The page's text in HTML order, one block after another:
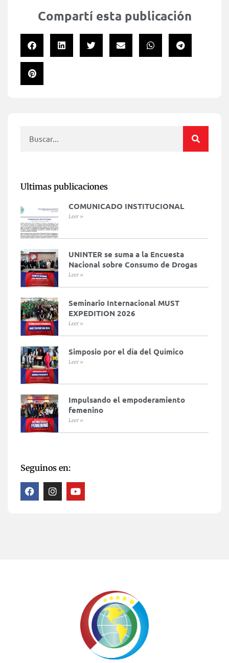
Compartí esta publicación
Ultimas publicaciones
COMUNICADO INSTITUCIONAL
Leer »
UNINTER se suma a la Encuesta
Nacional sobre Consumo de Drogas
Leer »
Seminario Internacional MUST
EXPEDITION 2026
Leer »
Simposio por el día del Químico
Leer »
Impulsando el empoderamiento
femenino
Leer »
Seguinos en: